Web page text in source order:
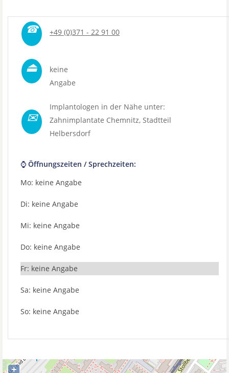
☎ +49 (0)371 - 22 91 00
⏏
keine
Angabe
✉
Implantologen in der Nähe unter:
Zahnimplantate Chemnitz, Stadtteil
Helbersdorf
⌚ Öffnungszeiten / Sprechzeiten:
Mo: keine Angabe
Di: keine Angabe
Mi: keine Angabe
Do: keine Angabe
Fr: keine Angabe
Sa: keine Angabe
So: keine Angabe